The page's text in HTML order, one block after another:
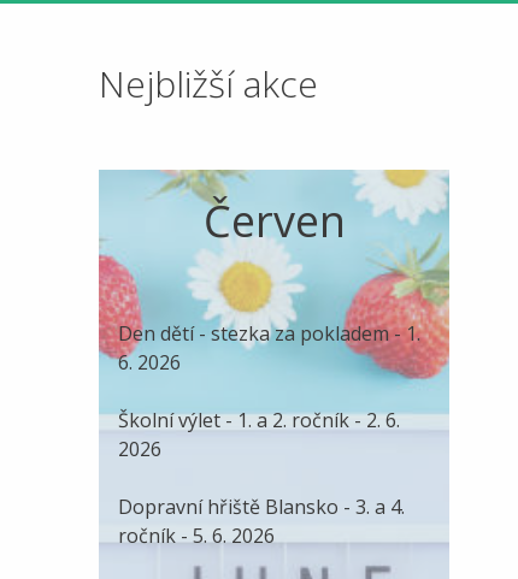
Nejbližší akce
Červen
Den dětí - stezka za pokladem - 1.
6. 2026
Školní výlet - 1. a 2. ročník - 2. 6.
2026
Dopravní hřiště Blansko - 3. a 4.
ročník - 5. 6. 2026